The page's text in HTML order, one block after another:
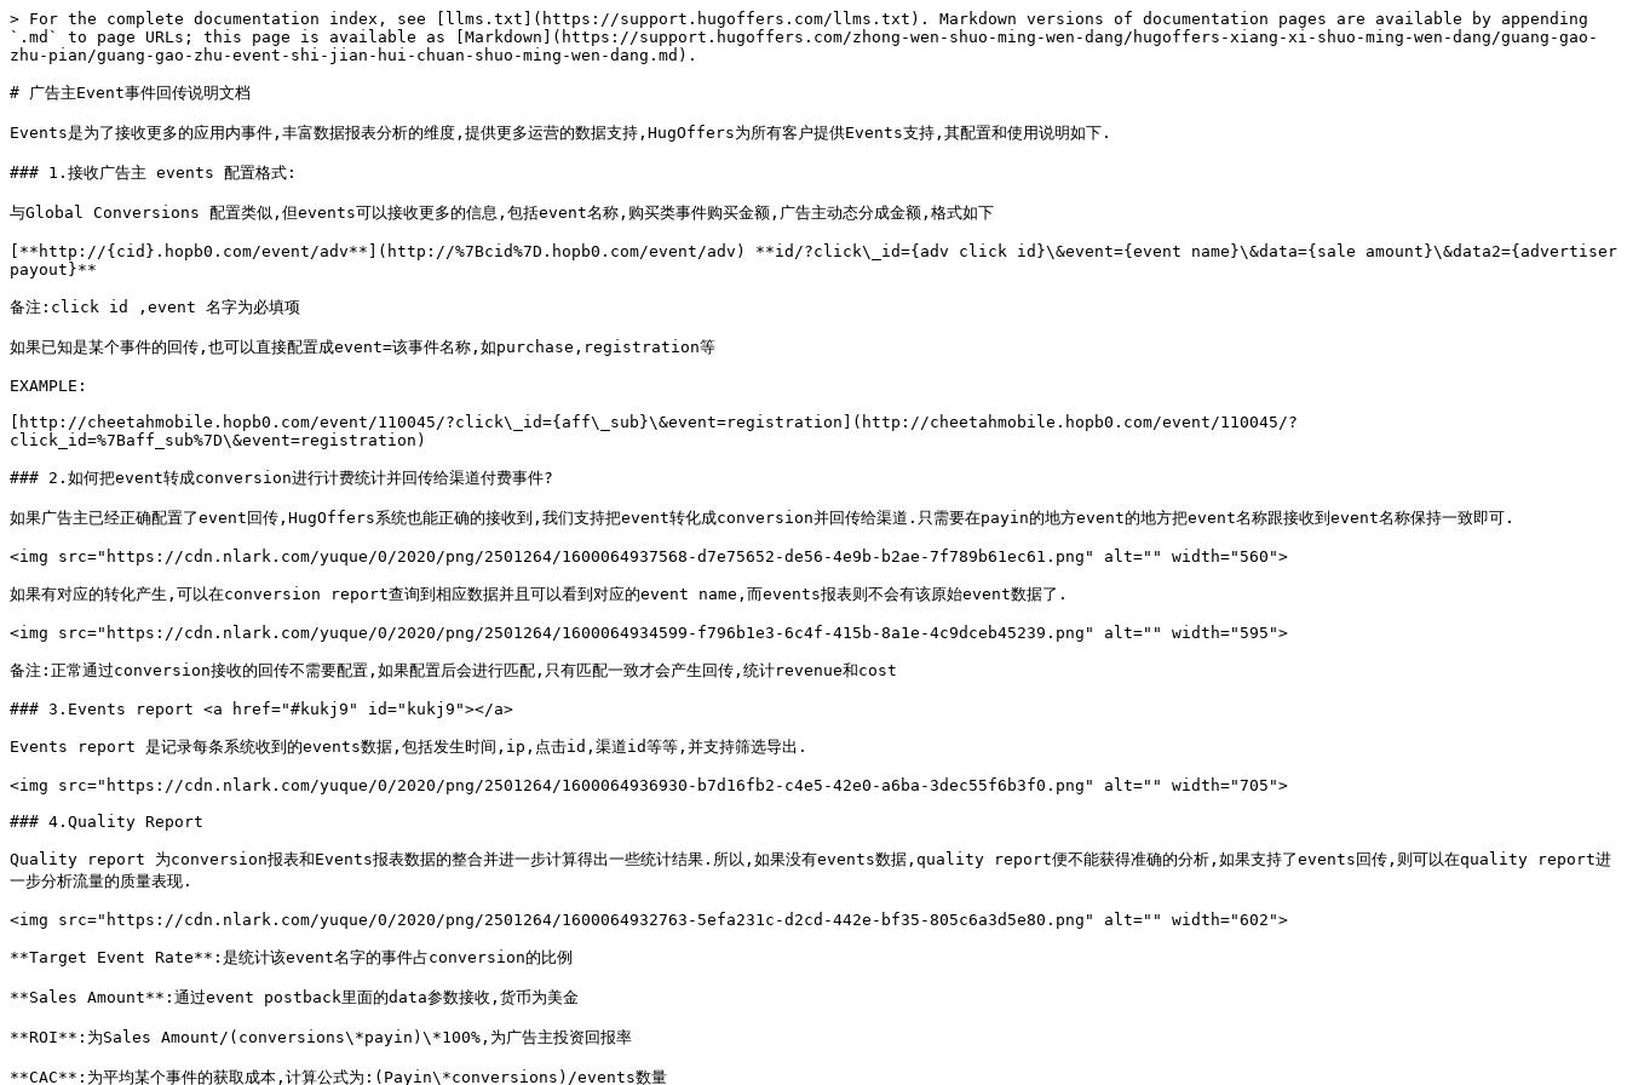
> For the complete documentation index, see [llms.txt](https://support.hugoffers.com/llms.txt). Markdown versions of documentation pages are available by appending
`.md` to page URLs; this page is available as [Markdown](https://support.hugoffers.com/zhong-wen-shuo-ming-wen-dang/hugoffers-xiang-xi-shuo-ming-wen-dang/guang-gao-
zhu-pian/guang-gao-zhu-event-shi-jian-hui-chuan-shuo-ming-wen-dang.md).
# 广告主Event事件回传说明文档
Events是为了接收更多的应用内事件,丰富数据报表分析的维度,提供更多运营的数据支持,HugOffers为所有客户提供Events支持,其配置和使用说明如下.
### 1.接收广告主 events 配置格式:
与Global Conversions 配置类似,但events可以接收更多的信息,包括event名称,购买类事件购买金额,广告主动态分成金额,格式如下
[**http://{cid}.hopb0.com/event/adv**](http://%7Bcid%7D.hopb0.com/event/adv) **id/?click\_id={adv click id}\&event={event name}\&data={sale amount}\&data2={advertiser
payout}**
备注:click id ,event 名字为必填项
如果已知是某个事件的回传,也可以直接配置成event=该事件名称,如purchase,registration等
EXAMPLE:
[http://cheetahmobile.hopb0.com/event/110045/?click\_id={aff\_sub}\&event=registration](http://cheetahmobile.hopb0.com/event/110045/?
click_id=%7Baff_sub%7D\&event=registration)
### 2.如何把event转成conversion进行计费统计并回传给渠道付费事件?
如果广告主已经正确配置了event回传,HugOffers系统也能正确的接收到,我们支持把event转化成conversion并回传给渠道.只需要在payin的地方event的地方把event名称跟接收到event名称保持一致即可.
<img src="https://cdn.nlark.com/yuque/0/2020/png/2501264/1600064937568-d7e75652-de56-4e9b-b2ae-7f789b61ec61.png" alt="" width="560">
如果有对应的转化产生,可以在conversion report查询到相应数据并且可以看到对应的event name,而events报表则不会有该原始event数据了.
<img src="https://cdn.nlark.com/yuque/0/2020/png/2501264/1600064934599-f796b1e3-6c4f-415b-8a1e-4c9dceb45239.png" alt="" width="595">
备注:正常通过conversion接收的回传不需要配置,如果配置后会进行匹配,只有匹配一致才会产生回传,统计revenue和cost
### 3.Events report <a href="#kukj9" id="kukj9"></a>
Events report 是记录每条系统收到的events数据,包括发生时间,ip,点击id,渠道id等等,并支持筛选导出.
<img src="https://cdn.nlark.com/yuque/0/2020/png/2501264/1600064936930-b7d16fb2-c4e5-42e0-a6ba-3dec55f6b3f0.png" alt="" width="705">
### 4.Quality Report
Quality report 为conversion报表和Events报表数据的整合并进一步计算得出一些统计结果.所以,如果没有events数据,quality report便不能获得准确的分析,如果支持了events回传,则可以在quality report进
一步分析流量的质量表现.
<img src="https://cdn.nlark.com/yuque/0/2020/png/2501264/1600064932763-5efa231c-d2cd-442e-bf35-805c6a3d5e80.png" alt="" width="602">
**Target Event Rate**:是统计该event名字的事件占conversion的比例
**Sales Amount**:通过event postback里面的data参数接收,货币为美金
**ROI**:为Sales Amount/(conversions\*payin)\*100%,为广告主投资回报率
**CAC**:为平均某个事件的获取成本,计算公式为:(Payin\*conversions)/events数量